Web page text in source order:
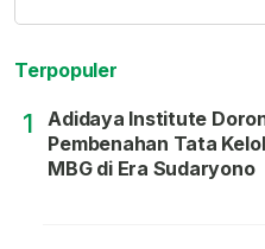
Terpopuler
1
Adidaya Institute
Pembenahan Tata
MBG di Era Sudaryono